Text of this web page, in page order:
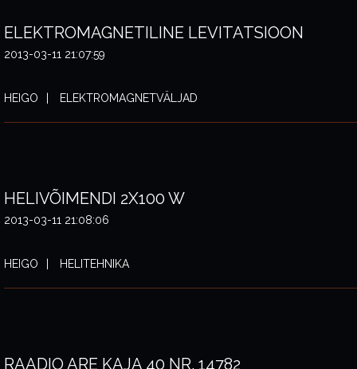
ELEKTROMAGNETILINE LEVITATSIOON
2013-03-11 21:07:59
HEIGO ELEKTROMAGNETVÄLJAD
HELIVÕIMENDI 2X100 W
2013-03-11 21:08:06
HEIGO HELITEHNIKA
RAADIO ARE KAJA 40 NR. 14782